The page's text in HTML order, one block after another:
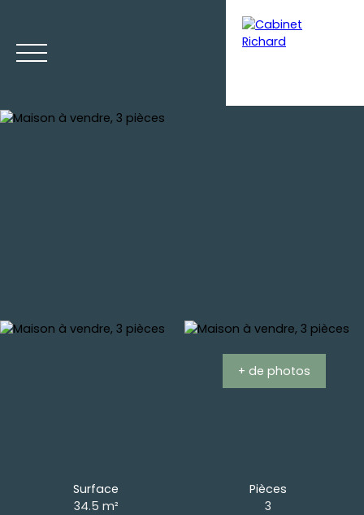
+ de photos
Surface
34.5 m²
Pièces
3